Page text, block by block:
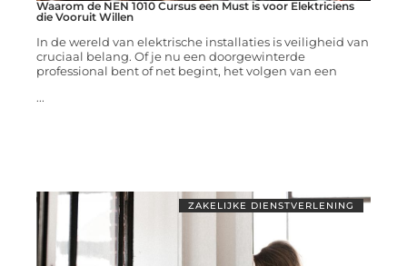
Waarom de NEN 1010 Cursus een Must is voor Elektriciens
die Vooruit Willen
In de wereld van elektrische installaties is veiligheid van
cruciaal belang. Of je nu een doorgewinterde
professional bent of net begint, het volgen van een
...
ZAKELIJKE DIENSTVERLENING